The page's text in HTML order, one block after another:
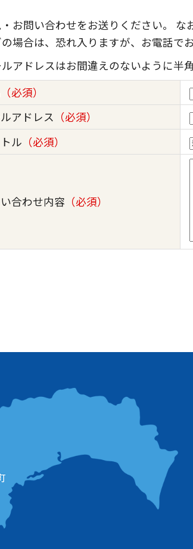
お問い合わせをお送りください。 な
場合は、恐れ入りますが、お電話で
アドレスはお間違えのないように半角
（必須）
アドレス （必須）
ル （必須）
合わせ内容 （必須）